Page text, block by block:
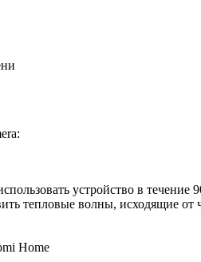
устройство в течение
тепловые волны, исходящие
Home